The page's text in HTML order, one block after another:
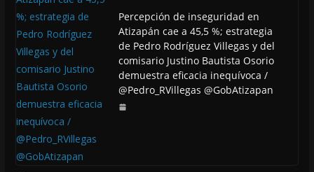
Percepción de inseguridad en
Atizapán cae a 45,5 %; estrategia
de Pedro Rodríguez Villegas y del
comisario Justino Bautista Osorio
demuestra eficacia inequívoca /
@Pedro_RVillegas @GobAtizapan